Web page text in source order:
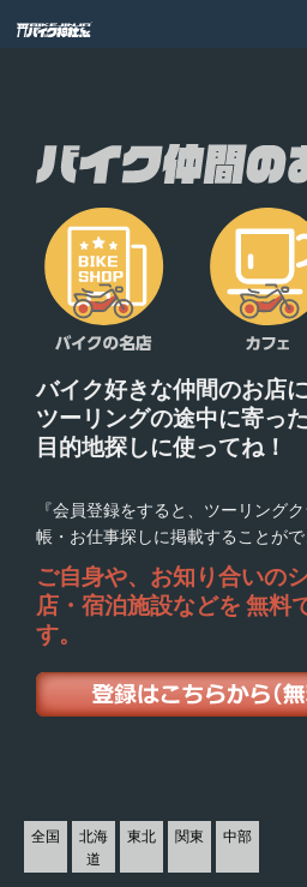
バイク好きな仲間のお店に
ツーリングの途中に寄っ
目的地探しに使ってね！
『会員登録をすると、ツーリング
帳・お仕事探しに掲載することがで
ご自身や、お知り合いの
店・宿泊施設などを 無料
す。
全国
北海
道
東北 関東 中部